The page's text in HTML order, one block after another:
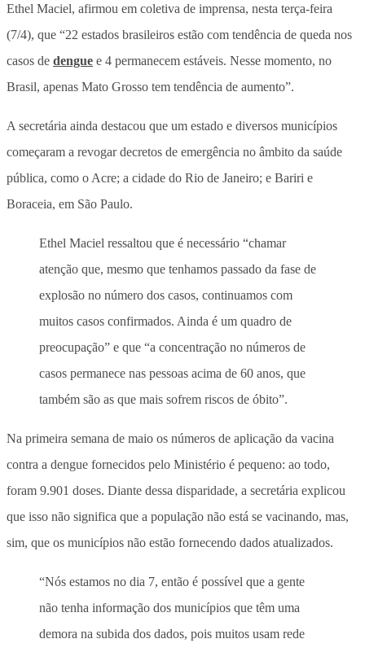
Ethel Maciel, afirmou em coletiva de imprensa, nesta terça-feira
(7/4), que “22 estados brasileiros estão com tendência de queda nos
casos de dengue e 4 permanecem estáveis. Nesse momento, no
Brasil, apenas Mato Grosso tem tendência de aumento”.
A secretária ainda destacou que um estado e diversos municípios
começaram a revogar decretos de emergência no âmbito da saúde
pública, como o Acre; a cidade do Rio de Janeiro; e Bariri e
Boraceia, em São Paulo.
Ethel Maciel ressaltou que é necessário “chamar
atenção que, mesmo que tenhamos passado da fase de
explosão no número dos casos, continuamos com
muitos casos confirmados. Ainda é um quadro de
preocupação” e que “a concentração no números de
casos permanece nas pessoas acima de 60 anos, que
também são as que mais sofrem riscos de óbito”.
Na primeira semana de maio os números de aplicação da vacina
contra a dengue fornecidos pelo Ministério é pequeno: ao todo,
foram 9.901 doses. Diante dessa disparidade, a secretária explicou
que isso não significa que a população não está se vacinando, mas,
sim, que os municípios não estão fornecendo dados atualizados.
“Nós estamos no dia 7, então é possível que a gente
não tenha informação dos municípios que têm uma
demora na subida dos dados, pois muitos usam rede